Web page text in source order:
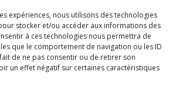
expériences, nous utilisons des technologies
stocker et/ou accéder aux informations des
à ces technologies nous permettra de
que le comportement de navigation ou les ID
de ne pas consentir ou de retirer son
un effet négatif sur certaines caractéristiques